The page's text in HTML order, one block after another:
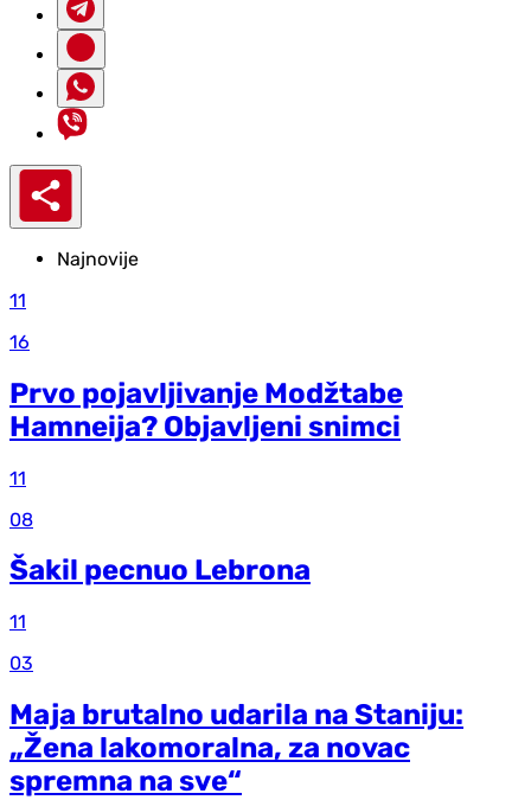
Najnovije
11
16
Prvo pojavljivanje Modžtabe
Hamneija? Objavljeni snimci
11
08
Šakil pecnuo Lebrona
11
03
Maja brutalno udarila na Staniju:
„Žena lakomoralna, za novac
spremna na sve“